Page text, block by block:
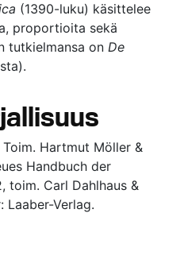
(1390-luku) käsittelee
proportioita sekä
tutkielmansa on De
Toim. Hartmut Möller &
Handbuch der
toim. Carl Dahlhaus &
Laaber-Verlag.